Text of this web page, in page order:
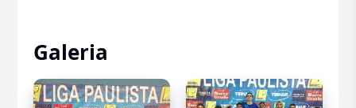
Galeria